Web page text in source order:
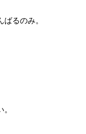
るのみ。